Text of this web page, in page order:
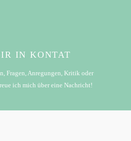
IN KONTAT
Fragen, Anregungen, Kritik oder
ich mich über eine Nachricht!